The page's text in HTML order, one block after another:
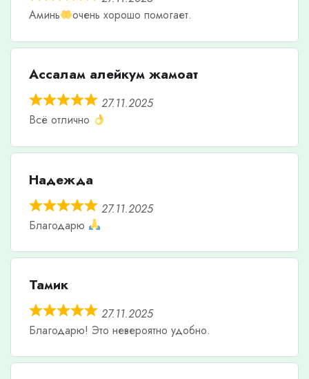
Аминь
очень хорошо помогает.
Ассалам алейкум жамоат
27.11.2025
Всё отлично
Надежда
27.11.2025
Благодарю
Тамик
27.11.2025
Благодарю! Это невероятно удобно.